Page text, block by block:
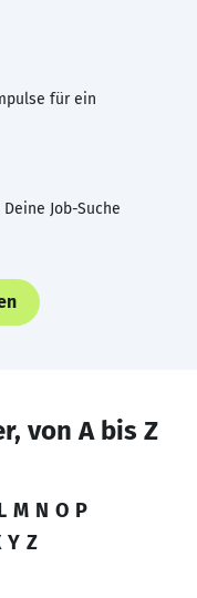
für ein
Job-Suche
von A bis Z
M N O P
Y Z